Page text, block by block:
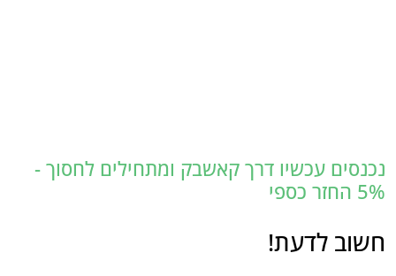
נכנסים עכשיו דרך קאשבק ומתחילים לחסוך -
5% החזר כספי
חשוב לדעת!